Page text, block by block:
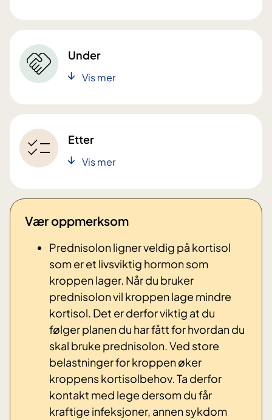
Under
Vis mer
Etter
Vis mer
Vær oppmerksom
Prednisolon ligner veldig på kortisol
som er et livsviktig hormon som
kroppen lager. Når du bruker
prednisolon vil kroppen lage mindre
kortisol. Det er derfor viktig at du
følger planen du har fått for hvordan du
skal bruke prednisolon. Ved store
belastninger for kroppen øker
kroppens kortisolbehov. Ta derfor
kontakt med lege dersom du får
kraftige infeksjoner, annen sykdom